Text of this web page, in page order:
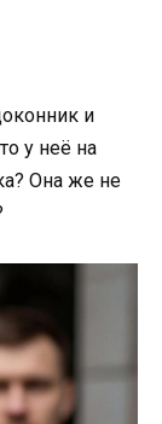
и
у неё на
Она же не